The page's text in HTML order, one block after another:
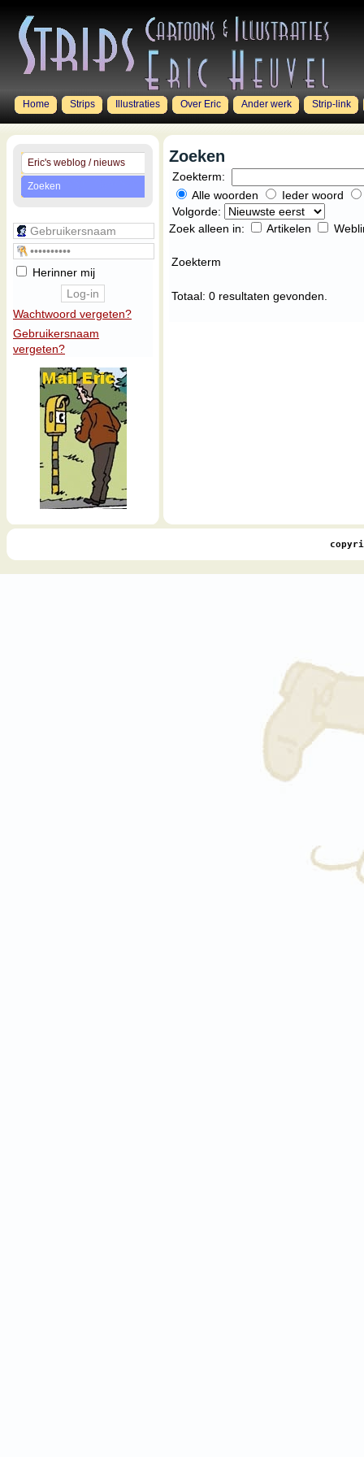
Home Strips Illustraties Over Eric Ander werk Strip-link
Eric's weblog / nieuws
Zoeken
Herinner mij
Wachtwoord vergeten?
Gebruikersnaam
vergeten?
Zoeken
Zoekterm:
Alle woorden
Ieder woord
Volgorde:
Zoek alleen in:
Artikelen
Zoekterm
Totaal: 0 resultaten gevonden.